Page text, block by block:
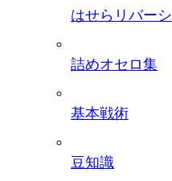
はせらリバーシ
詰めオセロ集
基本戦術
豆知識